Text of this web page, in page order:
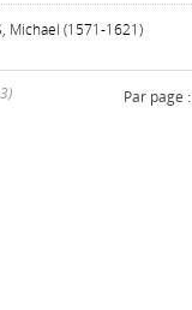
Michael (1571-1621)
Par page :